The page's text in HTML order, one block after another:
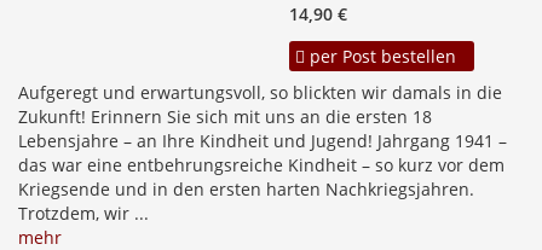
14,90 €
per Post bestellen
Aufgeregt und erwartungsvoll, so blickten wir damals in die
Zukunft! Erinnern Sie sich mit uns an die ersten 18
Lebensjahre – an Ihre Kindheit und Jugend! Jahrgang 1941 –
das war eine entbehrungsreiche Kindheit – so kurz vor dem
Kriegsende und in den ersten harten Nachkriegsjahren.
Trotzdem, wir ...
mehr